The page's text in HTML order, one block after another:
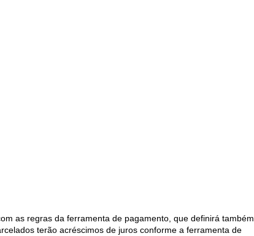
as regras da ferramenta de pagamento, que definirá também
terão acréscimos de juros conforme a ferramenta de